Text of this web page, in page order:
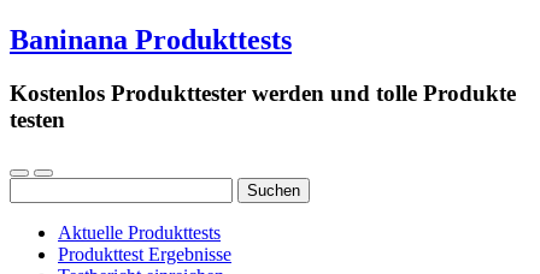
Baninana Produkttests
Kostenlos Produkttester werden und tolle Produkte
testen
nach:
Aktuelle Produkttests
Produkttest Ergebnisse